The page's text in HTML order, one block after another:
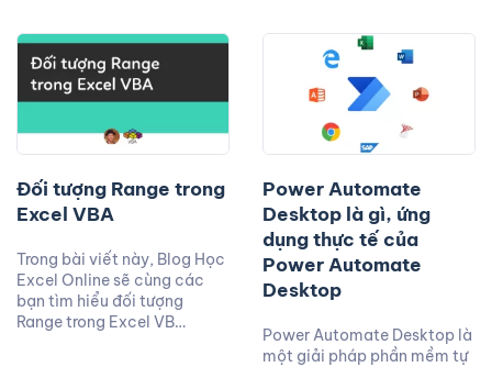
Đối tượng Range trong
Excel VBA
Trong bài viết này, Blog Học
Excel Online sẽ cùng các
bạn tìm hiểu đối tượng
Range trong Excel VB…
Power Automate
Desktop là gì, ứng
dụng thực tế của
Power Automate
Desktop
Power Automate Desktop là
một giải pháp phần mềm tự